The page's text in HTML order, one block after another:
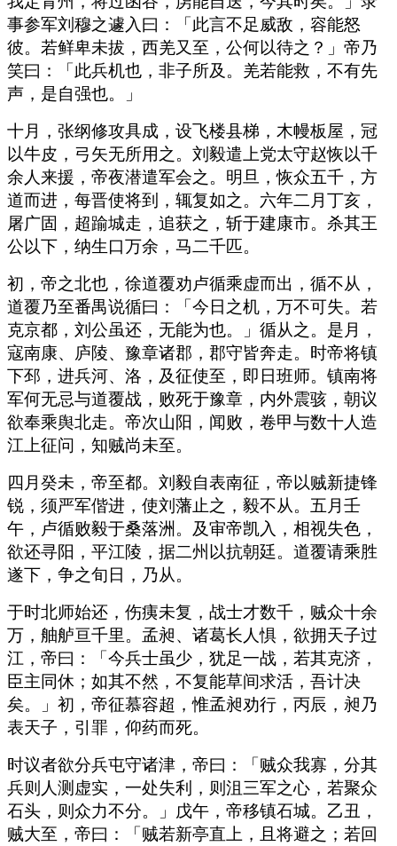
事参军刘穆之遽入曰：「此言不足威敌，容能怒
彼。若鲜卑未拔，西羌又至，公何以待之？」帝乃
笑曰：「此兵机也，非子所及。羌若能救，不有先
声，是自强也。」
十月，张纲修攻具成，设飞楼县梯，木幔板屋，冠
以牛皮，弓矢无所用之。刘毅遣上党太守赵恢以千
余人来援，帝夜潜遣军会之。明旦，恢众五千，方
道而进，每晋使将到，辄复如之。六年二月丁亥，
屠广固，超踰城走，追获之，斩于建康市。杀其王
公以下，纳生口万余，马二千匹。
初，帝之北也，徐道覆劝卢循乘虚而出，循不从，
道覆乃至番禺说循曰：「今日之机，万不可失。若
克京都，刘公虽还，无能为也。」循从之。是月，
寇南康、庐陵、豫章诸郡，郡守皆奔走。时帝将镇
下邳，进兵河、洛，及征使至，即日班师。镇南将
军何无忌与道覆战，败死于豫章，内外震骇，朝议
欲奉乘舆北走。帝次山阳，闻败，卷甲与数十人造
江上征问，知贼尚未至。
四月癸未，帝至都。刘毅自表南征，帝以贼新捷锋
锐，须严军偕进，使刘藩止之，毅不从。五月壬
午，卢循败毅于桑落洲。及审帝凯入，相视失色，
欲还寻阳，平江陵，据二州以抗朝廷。道覆请乘胜
遂下，争之旬日，乃从。
于时北师始还，伤痍未复，战士才数千，贼众十余
万，舳舻亘千里。孟昶、诸葛长人惧，欲拥天子过
江，帝曰：「今兵士虽少，犹足一战，若其克济，
臣主同休；如其不然，不复能草间求活，吾计决
矣。」初，帝征慕容超，惟孟昶劝行，丙辰，昶乃
表天子，引罪，仰药而死。
时议者欲分兵屯守诸津，帝曰：「贼众我寡，分其
兵则人测虚实，一处失利，则沮三军之心，若聚众
石头，则众力不分。」戊午，帝移镇石城。乙丑，
贼大至，帝曰：「贼若新亭直上，且将避之；若回